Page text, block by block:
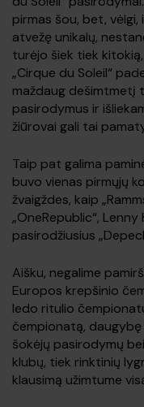
pirmas šou, bet,
atvežę unikalų,
turėjo šiek tiek
„Cirque du Soleil“
maždaug dešimtmetį
pasirodymus ir
žiūrovai gali tai
Taip pat galima
buvo vienas pirmųjų
žvaigždes, kaip
„OneRepublic“,
pasirodžiusius
Aišku, negalime
Europos krepšinio
ledo ritulio
čempionatą,
šokėjų pasirodymų
klubų, tiek rinktinių
klausimą užimtume